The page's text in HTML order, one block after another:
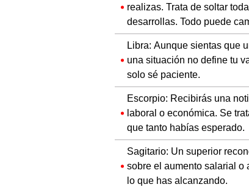
realizas. Trata de soltar
desarrollas. Todo puede
Libra: Aunque sientas que
una situación no define tu
solo sé paciente.
Escorpio: Recibirás una
laboral o económica. Se
que tanto habías esperado.
Sagitario: Un superior
sobre el aumento salarial o
lo que has alcanzando.